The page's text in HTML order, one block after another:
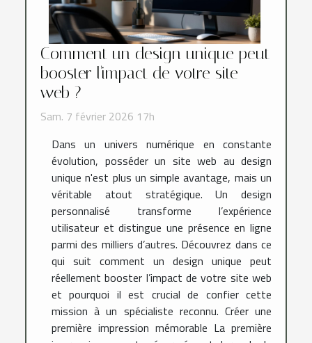
Comment un design unique peut
booster l'impact de votre site
web ?
Sam. 7 février 2026 17h
Dans un univers numérique en constante
évolution, posséder un site web au design
unique n'est plus un simple avantage, mais un
véritable atout stratégique. Un design
personnalisé transforme l’expérience
utilisateur et distingue une présence en ligne
parmi des milliers d’autres. Découvrez dans ce
qui suit comment un design unique peut
réellement booster l’impact de votre site web
et pourquoi il est crucial de confier cette
mission à un spécialiste reconnu. Créer une
première impression mémorable La première